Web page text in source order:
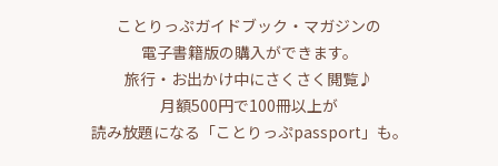
ことりっぷガイドブック・マガジンの
電子書籍版の購入ができます。
旅行・お出かけ中にさくさく閲覧♪
月額500円で100冊以上が
読み放題になる「ことりっぷpassport」も。